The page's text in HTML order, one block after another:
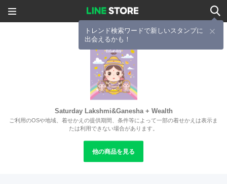
トレンド検索ワードで新しいスタンプに
出会えるかも！
Saturday Lakshmi&Ganesha + Wealth
ご利用のOSや地域、着せかえの提供期間、条件等によって一部の着せかえは表示ま
たは利用できない場合があります。
他の商品を見る